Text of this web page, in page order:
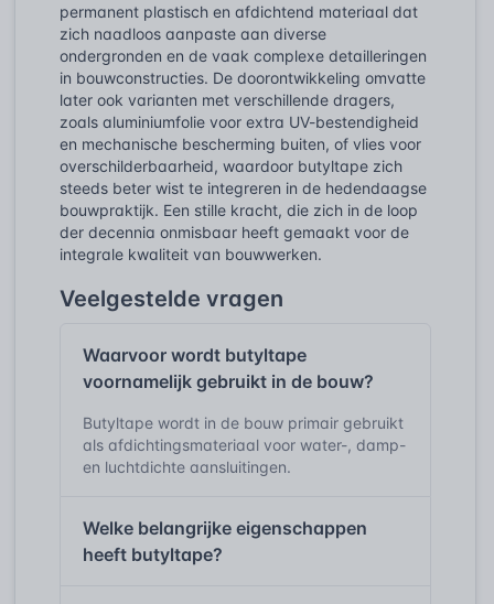
permanent plastisch en afdichtend materiaal dat
zich naadloos aanpaste aan diverse
ondergronden en de vaak complexe detailleringen
in bouwconstructies. De doorontwikkeling omvatte
later ook varianten met verschillende dragers,
zoals aluminiumfolie voor extra UV-bestendigheid
en mechanische bescherming buiten, of vlies voor
overschilderbaarheid, waardoor butyltape zich
steeds beter wist te integreren in de hedendaagse
bouwpraktijk. Een stille kracht, die zich in de loop
der decennia onmisbaar heeft gemaakt voor de
integrale kwaliteit van bouwwerken.
Veelgestelde vragen
Waarvoor wordt butyltape
voornamelijk gebruikt in de bouw?
Butyltape wordt in de bouw primair gebruikt
als afdichtingsmateriaal voor water-, damp-
en luchtdichte aansluitingen.
Welke belangrijke eigenschappen
heeft butyltape?